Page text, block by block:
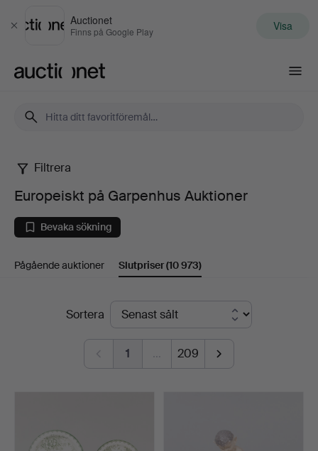
Stäng
Auctionet
Finns på Google Play Visa
Europeiskt
på
Garpenhus
Auktioner
Filtrera
Europeiskt på Garpenhus Auktioner
Bevaka sökning
Pågående auktioner Slutpriser(10 973)
SlutpriserSortera
1 … 209